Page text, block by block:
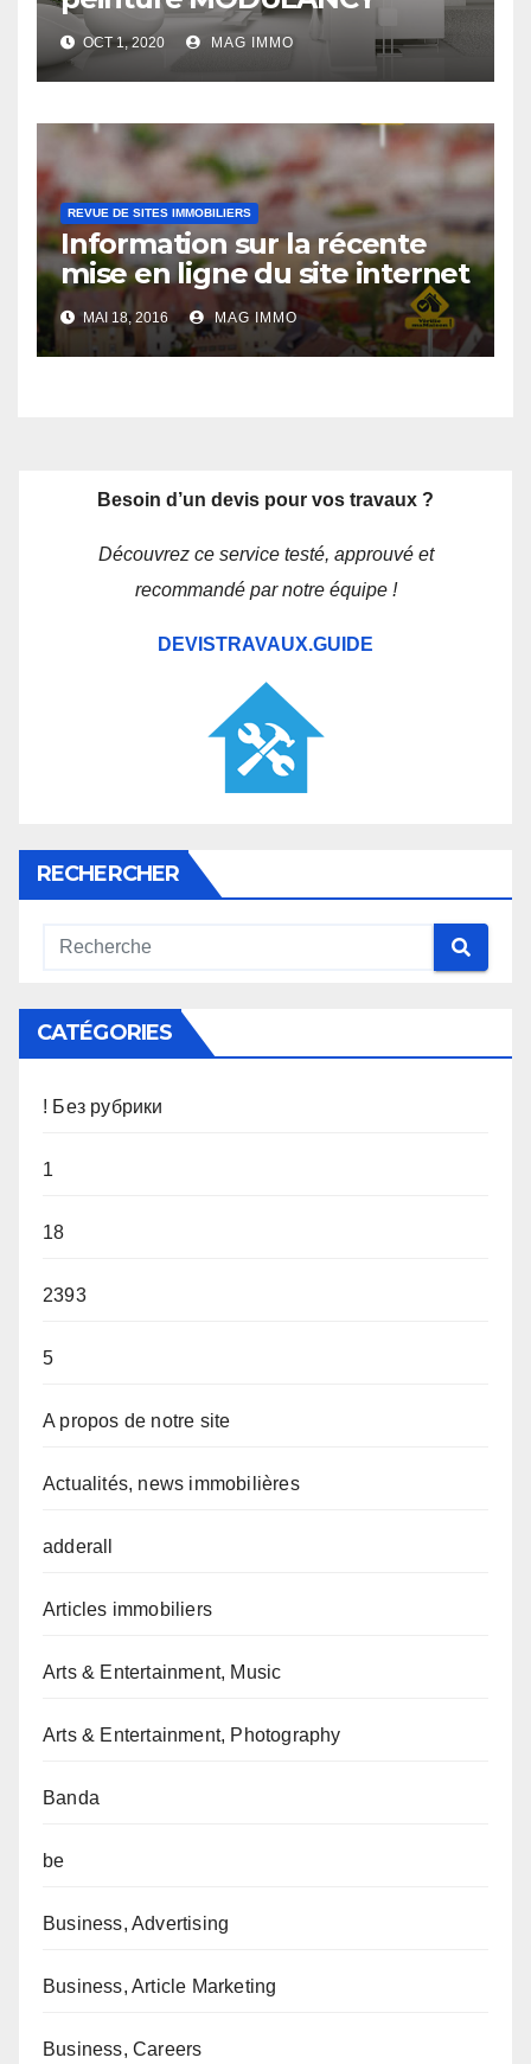
s’affirme comme un acteur
leader
OCT 1, 2020 MAG IMMO
REVUE DE SITES IMMOBILIERS
Information sur la récente
mise en ligne du site internet
Verifiemamaison.com
MAI 18, 2016 MAG IMMO
Besoin d’un devis pour vos travaux ?
Découvrez ce service testé, approuvé et
recommandé par notre équipe !
DEVISTRAVAUX.GUIDE
RECHERCHER
CATÉGORIES
! Без рубрики
1
18
2393
5
A propos de notre site
Actualités, news immobilières
adderall
Articles immobiliers
Arts & Entertainment, Music
Arts & Entertainment, Photography
Banda
be
Business, Advertising
Business, Article Marketing
Business, Careers